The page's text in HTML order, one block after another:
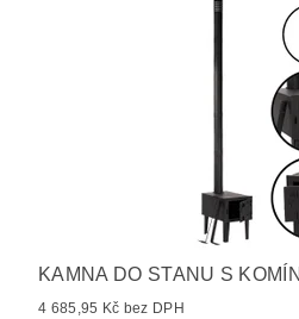
KAMNA DO STANU S
4 685,95 Kč bez DPH